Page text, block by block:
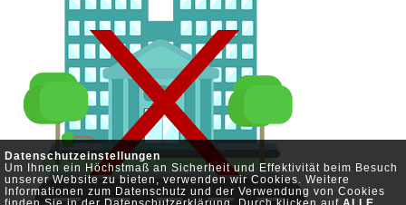
Datenschutzeinstellungen
Um Ihnen ein Höchstmaß an Sicherheit und Effektivität beim Besuch
unserer Website zu bieten, verwenden wir Cookies. Weitere
Informationen zum Datenschutz und der Verwendung von Cookies